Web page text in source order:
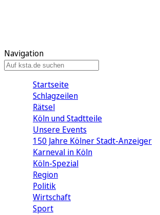
Navigation
Startseite
Schlagzeilen
Rätsel
Köln und Stadtteile
Unsere Events
150 Jahre Kölner Stadt-Anzeiger
Karneval in Köln
Köln-Spezial
Region
Politik
Wirtschaft
Sport